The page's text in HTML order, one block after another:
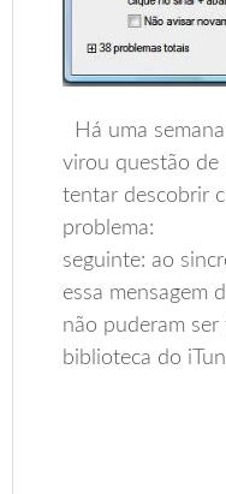
Há uma
virou questão de
tentar descobrir
problema:
seguinte: ao
essa mensagem
não puderam
biblioteca do